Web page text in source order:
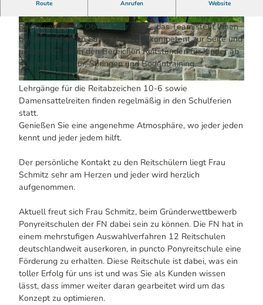
© Evelyn Biesenbach | KI-optimiert
© Evelyn Biesenbach | KI-optimiert © Evelyn Biesenbach | KI-optimiert
Route Anrufen Website
Ausbildung für Pferd und Reiter!
Die Reitschule bietet Ihnen eine kompetente Ausbildung für
Reiter und Pferd. Ob Alt oder Jung - das Team steht Ihnen
bei der schönsten Sache der Welt kompetent zur Seite und
unterstützt Sie in den Bereichen Reitstunden für Kinder ab
4 Jahren, Dressur, Springen und Bodentraining.
Lehrgänge für die Reitabzeichen 10-6 sowie
Damensattelreiten finden regelmäßig in den Schulferien
statt.
Genießen Sie eine angenehme Atmosphäre, wo jeder jeden
kennt und jeder jedem hilft.
Der persönliche Kontakt zu den Reitschülern liegt Frau
Schmitz sehr am Herzen und jeder wird herzlich
aufgenommen.
Aktuell freut sich Frau Schmitz, beim Gründerwettbewerb
Ponyreitschulen der FN dabei sein zu können. Die FN hat in
einem mehrstufigen Auswahlverfahren 12 Reitschulen
deutschlandweit auserkoren, in puncto Ponyreitschule eine
Förderung zu erhalten. Diese Reitschule ist dabei, was ein
toller Erfolg für uns ist und was Sie als Kunden wissen
lässt, dass immer weiter daran gearbeitet wird um das
Konzept zu optimieren.